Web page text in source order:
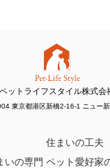
ペットライフスタイル株式会
東京都港区新橋2-16-1 ニュー
住まいの工夫
いの専門 ペット愛好家